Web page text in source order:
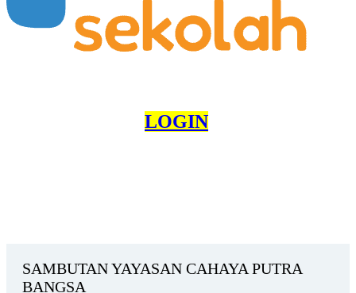
LOGIN
SAMBUTAN YAYASAN CAHAYA PUTRA
BANGSA